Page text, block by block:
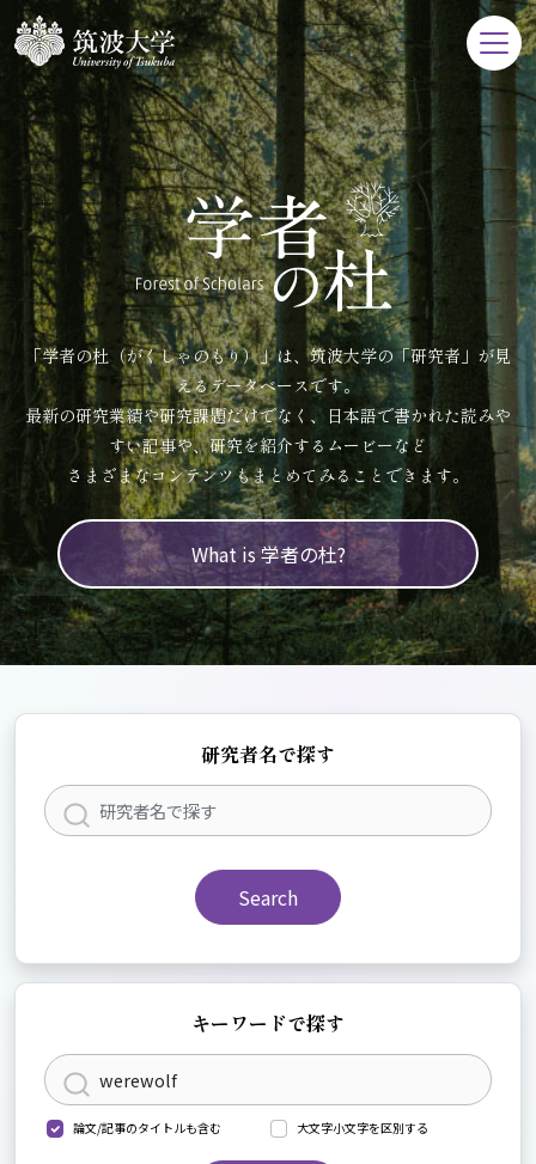
「学者の杜（がくしゃのもり）」は、筑波大学の「研究者」が見
えるデータベースです。
最新の研究業績や研究課題だけでなく、日本語で書かれた読みや
すい記事や、研究を紹介するムービーなど
さまざまなコンテンツもまとめてみることできます。
What is 学者の杜?
研究者名で探す
Search
キーワードで探す
論文/記事のタイトルも含む 大文字小文字を区別する